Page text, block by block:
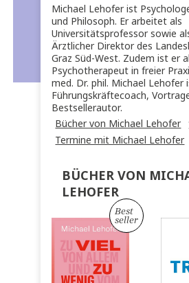
Michael Lehofer ist
und Philosoph. Er arbeitet als
Universitätsprofessor sowie
Ärztlicher Direktor des
Graz Süd-West. Zudem ist er
Psychotherapeut in freier
med. Dr. phil. Michael
Führungskräftecoach,
Bestsellerautor.
Bücher von Michael Lehofer
Termine mit Michael Lehofer
BÜCHER VON
LEHOFER
Best
seller